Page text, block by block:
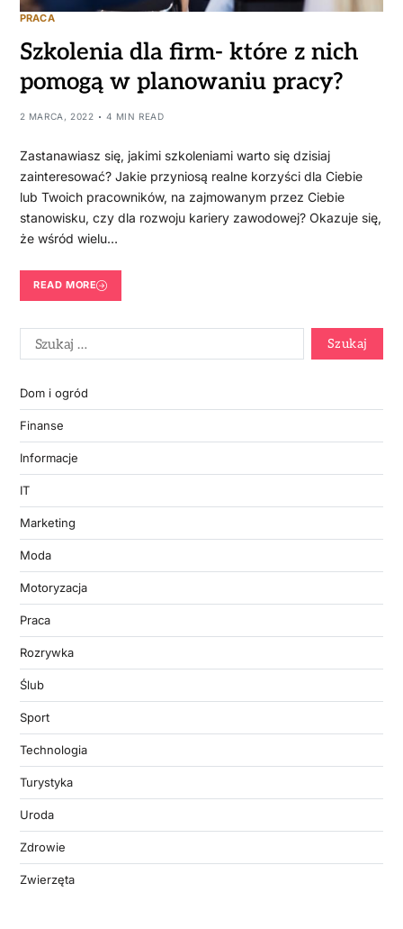
PRACA
Szkolenia dla firm- które z nich
pomogą w planowaniu pracy?
2 MARCA, 2022 4 MIN READ
Zastanawiasz się, jakimi szkoleniami warto się dzisiaj
zainteresować? Jakie przyniosą realne korzyści dla Ciebie
lub Twoich pracowników, na zajmowanym przez Ciebie
stanowisku, czy dla rozwoju kariery zawodowej? Okazuje się,
że wśród wielu…
READ MORE
Dom i ogród
Finanse
Informacje
IT
Marketing
Moda
Motoryzacja
Praca
Rozrywka
Ślub
Sport
Technologia
Turystyka
Uroda
Zdrowie
Zwierzęta